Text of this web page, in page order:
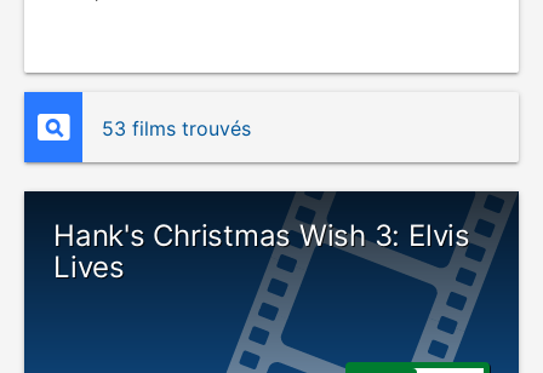
53 films trouvés
Hank's Christmas Wish 3: Elvis
Lives